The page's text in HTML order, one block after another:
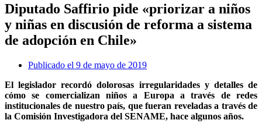
Diputado Saffirio pide «priorizar a niños
y niñas en discusión de reforma a sistema
de adopción en Chile»
Publicado el 9 de mayo de 2019
El legislador recordó dolorosas irregularidades y detalles de
cómo se comercializan niños a Europa a través de redes
institucionales de nuestro país, que fueran reveladas a través de
la Comisión Investigadora del SENAME, hace algunos años.